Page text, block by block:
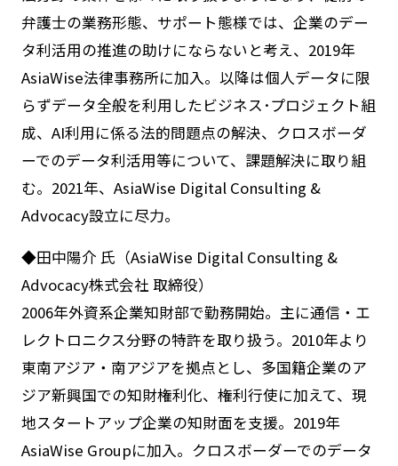
弁護士の業務形態、サポート態様では、企業のデー
タ利活用の推進の助けにならないと考え、2019年
AsiaWise法律事務所に加入。以降は個人データに限
らずデータ全般を利用したビジネス･プロジェクト組
成、AI利用に係る法的問題点の解決、クロスボーダ
ーでのデータ利活用等について、課題解決に取り組
む。2021年、AsiaWise Digital Consulting &
Advocacy設立に尽力。
◆田中陽介 氏（AsiaWise Digital Consulting &
Advocacy株式会社 取締役）
2006年外資系企業知財部で勤務開始。主に通信・エ
レクトロニクス分野の特許を取り扱う。2010年より
東南アジア・南アジアを拠点とし、多国籍企業のア
ジア新興国での知財権利化、権利行使に加えて、現
地スタートアップ企業の知財面を支援。2019年
AsiaWise Groupに加入。クロスボーダーでのデータ